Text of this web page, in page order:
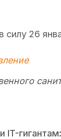
силу 26
IT-